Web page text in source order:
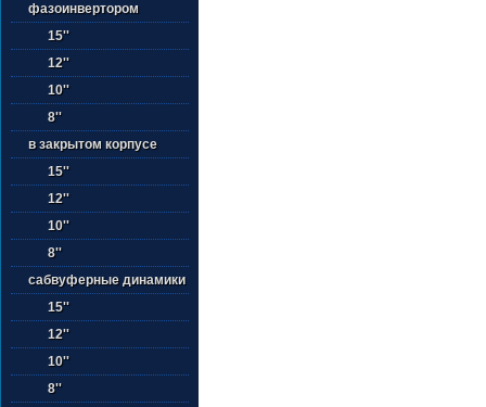
фазоинвертором
15''
12''
10''
8''
в закрытом корпусе
15''
12''
10''
8''
сабвуферные динамики
15''
12''
10''
8''